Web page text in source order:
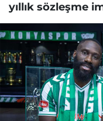
yıllık sözleşme